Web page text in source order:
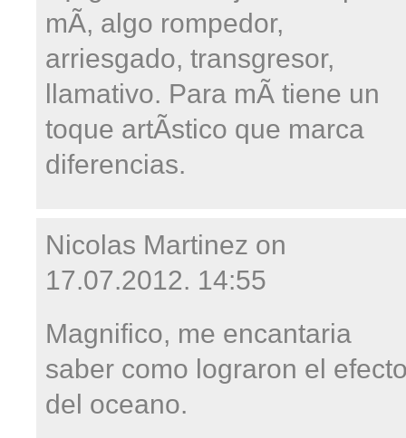
mÃ­, algo rompedor,
arriesgado, transgresor,
llamativo. Para mÃ­ tiene un
toque artÃ­stico que marca
diferencias.
Nicolas Martinez on
17.07.2012. 14:55
Magnifico, me encantaria
saber como lograron el
del oceano.